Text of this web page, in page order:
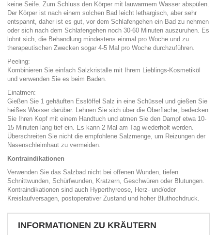
keine Seife. Zum Schluss den Körper mit lauwarmem Wasser abspülen.
Der Körper ist nach einem solchen Bad leicht lethargisch, aber sehr
entspannt, daher ist es gut, vor dem Schlafengehen ein Bad zu nehmen
oder sich nach dem Schlafengehen noch 30-60 Minuten auszuruhen. Es
lohnt sich, die Behandlung mindestens einmal pro Woche und zu
therapeutischen Zwecken sogar 4-5 Mal pro Woche durchzuführen.
Peeling:
Kombinieren Sie einfach Salzkristalle mit Ihrem Lieblings-Kosmetiköl
und verwenden Sie es beim Baden.
Einatmen:
Gießen Sie 1 gehäuften Esslöffel Salz in eine Schüssel und gießen Sie
heißes Wasser darüber. Lehnen Sie sich über die Oberfläche, bedecken
Sie Ihren Kopf mit einem Handtuch und atmen Sie den Dampf etwa 10-
15 Minuten lang tief ein. Es kann 2 Mal am Tag wiederholt werden.
Überschreiten Sie nicht die empfohlene Salzmenge, um Reizungen der
Nasenschleimhaut zu vermeiden.
Kontraindikationen
Verwenden Sie das Salzbad nicht bei offenen Wunden, tiefen
Schnittwunden, Schürfwunden, Kratzern, Geschwüren oder Blutungen.
Kontraindikationen sind auch Hyperthyreose, Herz- und/oder
Kreislaufversagen, postoperativer Zustand und hoher Bluthochdruck.
INFORMATIONEN ZU KRÄUTERN